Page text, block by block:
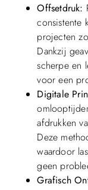
Offsetdruk:
consistente
projecten
Dankzij
scherpe en
voor een
Digitale
afdrukken
Deze
waardoor
geen
Grafisch